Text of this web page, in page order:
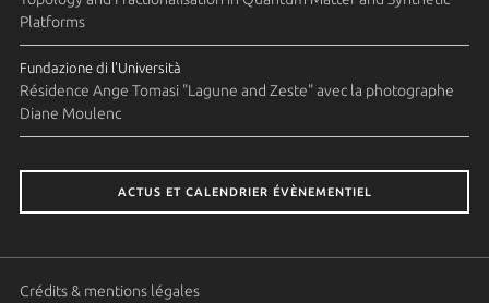
Platforms
Fundazione di l'Università
Résidence Ange Tomasi "Lagune and Zeste" avec la photographe
Diane Moulenc
ACTUS ET CALENDRIER ÉVÈNEMENTIEL
Crédits & mentions légales